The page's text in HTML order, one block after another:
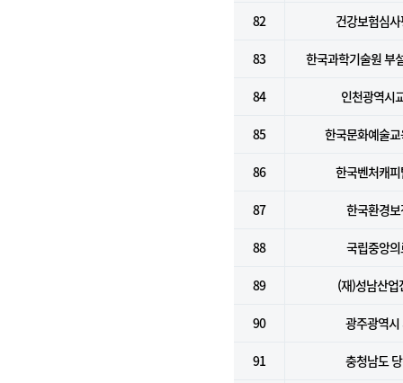
82 건강보험심
83 한국과학기술원 부
84 인천광역시
85 한국문화예술
86 한국벤처캐
87 한국환경
88 국립중앙
89 (재)성남산업
90 광주광역시
91 충청남도